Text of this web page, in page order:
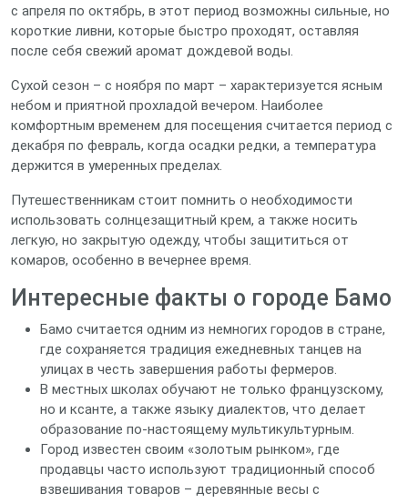
с апреля по октябрь, в этот период возможны сильные, но
короткие ливни, которые быстро проходят, оставляя
после себя свежий аромат дождевой воды.
Сухой сезон – с ноября по март – характеризуется ясным
небом и приятной прохладой вечером. Наиболее
комфортным временем для посещения считается период с
декабря по февраль, когда осадки редки, а температура
держится в умеренных пределах.
Путешественникам стоит помнить о необходимости
использовать солнцезащитный крем, а также носить
легкую, но закрытую одежду, чтобы защититься от
комаров, особенно в вечернее время.
Интересные факты о городе Бамо
Бамо считается одним из немногих городов в стране,
где сохраняется традиция ежедневных танцев на
улицах в честь завершения работы фермеров.
В местных школах обучают не только французскому,
но и ксанте, а также языку диалектов, что делает
образование по-настоящему мультикультурным.
Город известен своим «золотым рынком», где
продавцы часто используют традиционный способ
взвешивания товаров – деревянные весы с